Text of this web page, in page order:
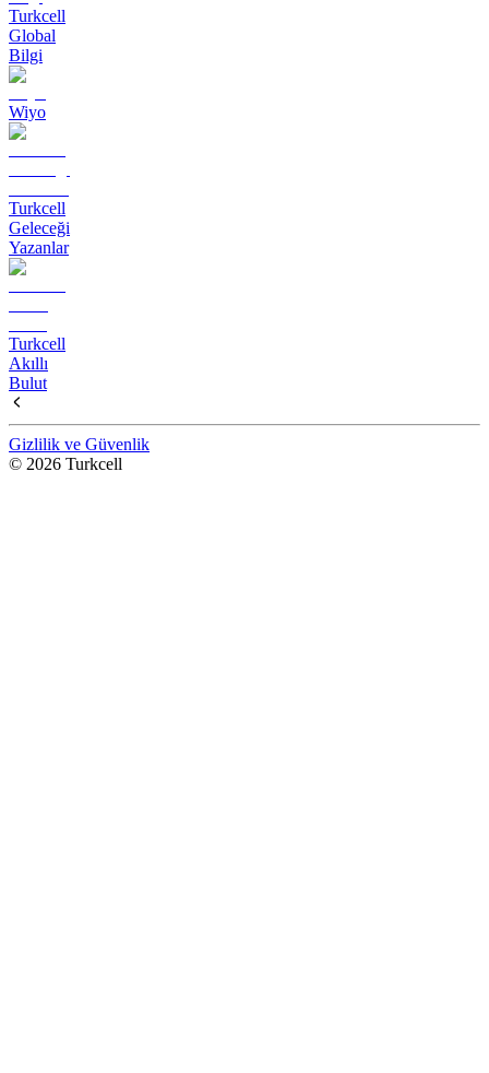
Turkcell
Global
Bilgi
Wiyo
Turkcell
Geleceği
Yazanlar
Turkcell
Akıllı
Bulut
Gizlilik ve Güvenlik
© 2026 Turkcell